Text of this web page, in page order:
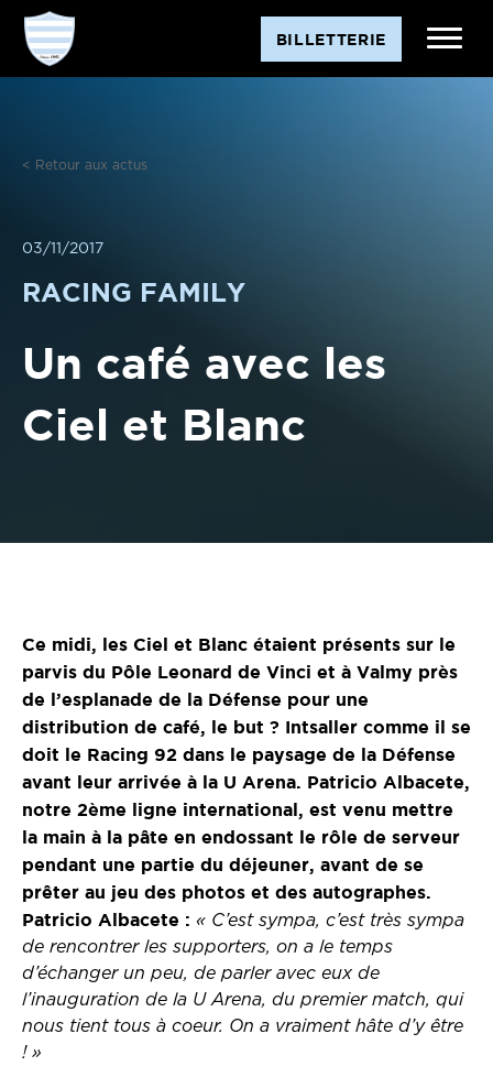
Aller
contenu
BILLETTERIE
< Retour aux actus
03/11/2017
RACING FAMILY
Un café avec les
Ciel et Blanc
Ce midi, les Ciel et Blanc étaient présents sur le
parvis du Pôle Leonard de Vinci et à Valmy près
de l’esplanade de la Défense pour une
distribution de café, le but ? Intsaller comme il se
doit le Racing 92 dans le paysage de la Défense
avant leur arrivée à la U Arena. Patricio Albacete,
notre 2ème ligne international, est venu mettre
la main à la pâte en endossant le rôle de serveur
pendant une partie du déjeuner, avant de se
prêter au jeu des photos et des autographes.
Patricio Albacete : « C’est sympa, c’est très sympa
de rencontrer les supporters, on a le temps
d’échanger un peu, de parler avec eux de
l’inauguration de la U Arena, du premier match, qui
nous tient tous à coeur. On a vraiment hâte d’y être
! »